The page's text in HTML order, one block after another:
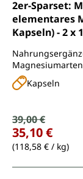
2er-Sparset:
elementares
Kapseln) - 2 x
Magnesiumarten
Kapseln
Verkaufspreis:
Regulärer Preis:
39,00 €
35,10 €
(118,58 € / kg)